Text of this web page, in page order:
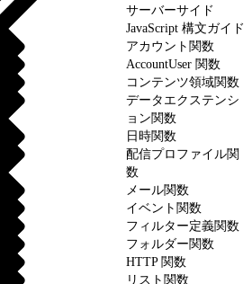
サーバーサイド
JavaScript 構文ガイド
アカウント関数
AccountUser 関数
コンテンツ領域関数
データエクステンシ
ョン関数
日時関数
配信プロファイル関
数
メール関数
イベント関数
フィルター定義関数
フォルダー関数
HTTP 関数
リスト関数